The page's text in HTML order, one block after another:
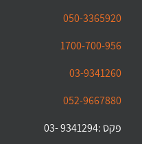
050-3365920
1700-700-956
03-9341260
052-9667880
פקס :9341294 -03